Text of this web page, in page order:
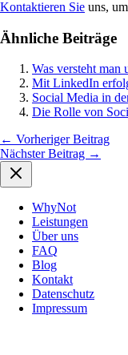
Kontaktieren Sie uns,
Ähnliche Beiträge
Was versteht man
Mit LinkedIn
Social Media in
Die Rolle von
← Vorheriger Beitrag
Nächster Beitrag →
WhyNot
Leistungen
Über uns
FAQ
Blog
Kontakt
Datenschutz
Impressum